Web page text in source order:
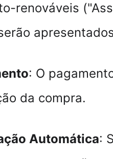
renováveis
: O
da compra.
Automática: